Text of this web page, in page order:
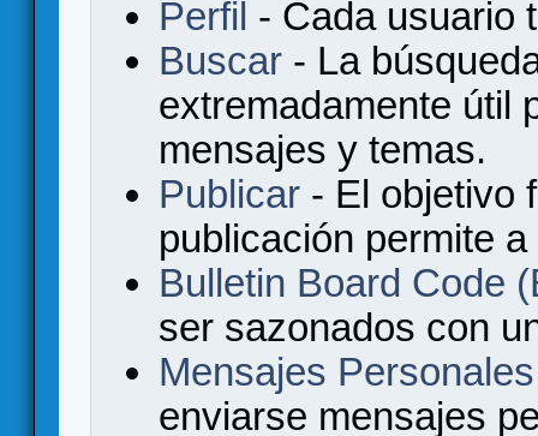
Perfil - Cada usuario
Buscar - La
extremadamente útil
mensajes y temas.
Publicar - El objetivo
publicación permite
Bulletin Board Code
ser sazonados con
Mensajes Personales
enviarse mensajes